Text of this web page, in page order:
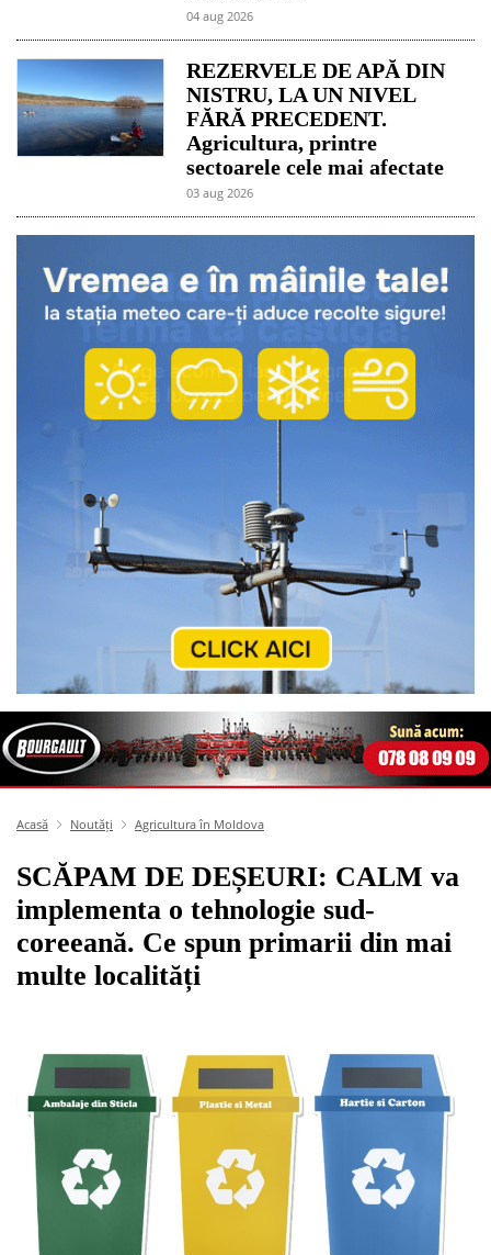
04 aug 2026
REZERVELE DE APĂ DIN
NISTRU, LA UN NIVEL
FĂRĂ PRECEDENT.
Agricultura, printre
sectoarele cele mai afectate
03 aug 2026
Acasă Noutăți Agricultura în Moldova
SCĂPAM DE DEȘEURI: CALM va
implementa o tehnologie sud-
coreeană. Ce spun primarii din mai
multe localități